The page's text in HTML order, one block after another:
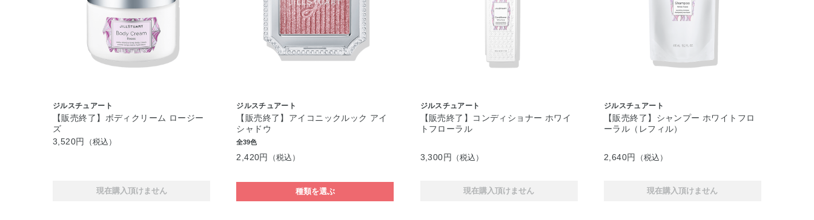
ジルスチュアート
【販売終了】ボディクリーム ロージー
ズ
3,520円
（税込）
現在購入頂けません
ジルスチュアート
【販売終了】アイコニックルック アイ
シャドウ
全39色
2,420円 （税込）
種類を選ぶ
ジルスチュアート
【販売終了】コンディショナー ホワイ
トフローラル
3,300円 （税込）
現在購入頂けません
ジルスチュアート
【販売終了】シャンプー ホワイトフロ
ーラル（レフィル）
2,640円 （税込）
現在購入頂けません